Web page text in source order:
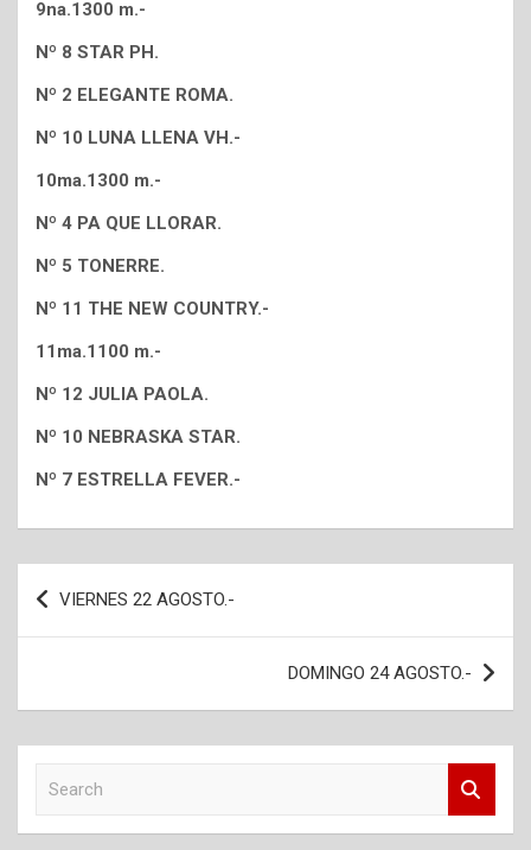
9na.1300 m.-
Nº 8 STAR PH.
Nº 2 ELEGANTE ROMA.
Nº 10 LUNA LLENA VH.-
10ma.1300 m.-
Nº 4 PA QUE LLORAR.
Nº 5 TONERRE.
Nº 11 THE NEW COUNTRY.-
11ma.1100 m.-
Nº 12 JULIA PAOLA.
Nº 10 NEBRASKA STAR.
Nº 7 ESTRELLA FEVER.-
Navegación
de
VIERNES 22 AGOSTO.-
DOMINGO 24 AGOSTO.-